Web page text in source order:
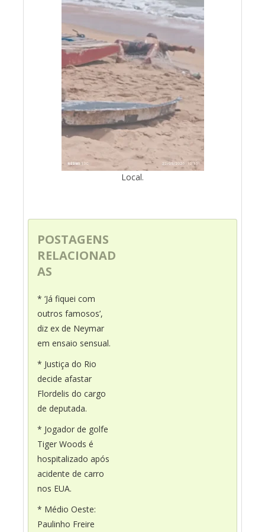
Local.
POSTAGENS
RELACIONAD
AS
* ‘Já fiquei com
outros famosos’,
diz ex de Neymar
em ensaio sensual.
* Justiça do Rio
decide afastar
Flordelis do cargo
de deputada.
* Jogador de golfe
Tiger Woods é
hospitalizado após
acidente de carro
nos EUA.
* Médio Oeste:
Paulinho Freire